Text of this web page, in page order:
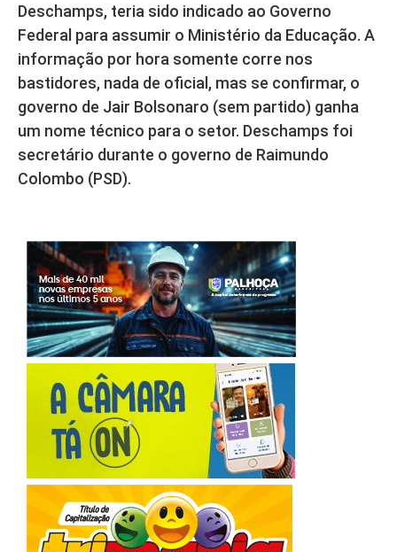
Deschamps, teria sido indicado ao Governo
Federal para assumir o Ministério da Educação. A
informação por hora somente corre nos
bastidores, nada de oficial, mas se confirmar, o
governo de Jair Bolsonaro (sem partido) ganha
um nome técnico para o setor. Deschamps foi
secretário durante o governo de Raimundo
Colombo (PSD).